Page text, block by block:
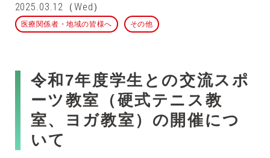
2025.03.12（Wed）
医療関係者・地域の皆様へ その他
令和7年度学生との交流スポ
ーツ教室（硬式テニス教
室、ヨガ教室）の開催につ
いて